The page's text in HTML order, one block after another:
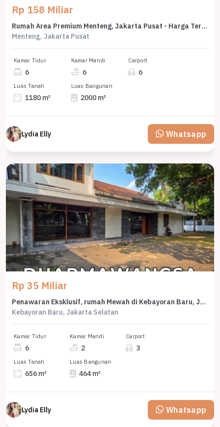
Rp 158 Miliar
Rumah Area Premium Menteng, Jakarta Pusat - Harga Terbaik 158 Miliar
Menteng, Jakarta Pusat
Kamar Tidur
6
Kamar Mandi
6
Carport
6
Luas Tanah
1180 m²
Luas Bangunan
2000 m²
Lydia Elly Whatsapp
Rp 35 Miliar
Penawaran Eksklusif, rumah Mewah di Kebayoran Baru, Jakarta Selatan, LB 464m²
Kebayoran Baru, Jakarta Selatan
Kamar Tidur
6
Kamar Mandi
2
Carport
3
Luas Tanah
656 m²
Luas Bangunan
464 m²
Lydia Elly Whatsapp